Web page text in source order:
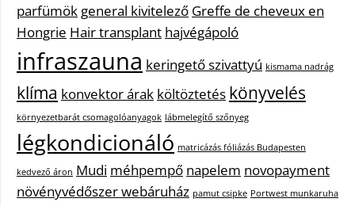
parfümök general kivitelező Greffe de cheveux en
Hongrie Hair transplant hajvégápoló
infraszauna keringető szivattyú kismama nadrág
klíma konvektor árak költöztetés könyvelés
környezetbarát csomagolóanyagok lábmelegítő szőnyeg
légkondicionáló matricázás fóliázás Budapesten
kedvező áron Mudi méhpempő napelem novopayment
növényvédőszer webáruház pamut csipke Portwest munkaruha